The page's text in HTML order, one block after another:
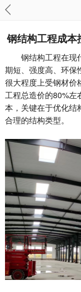
钢结构工程成
钢结构工程在现
期短、强度高、环保
很大程度上受钢材价
工程总造价的80%左
本，关键在于优化结
合理的结构类型。